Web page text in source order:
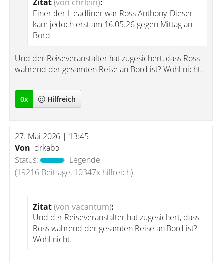
Zitat(von chrlein):
Einer der Headliner war Ross Anthony. Dieser
kam jedoch erst am 16.05.26 gegen Mittag an
Bord
Und der Reiseveranstalter hat zugesichert, dass Ross
während der gesamten Reise an Bord ist? Wohl nicht.
0x Hilfreich
27. Mai 2026 | 13:45
Von drkabo
Status:
Legende
(19216 Beiträge, 10347x hilfreich)
Zitat(von vacantum):
Und der Reiseveranstalter hat zugesichert, dass
Ross während der gesamten Reise an Bord ist?
Wohl nicht.